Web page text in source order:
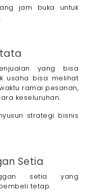
jam buka untuk
yang bisa
usaha bisa melihat
ramai pesanan,
keseluruhan.
strategi bisnis
Setia
setia yang
tetap.